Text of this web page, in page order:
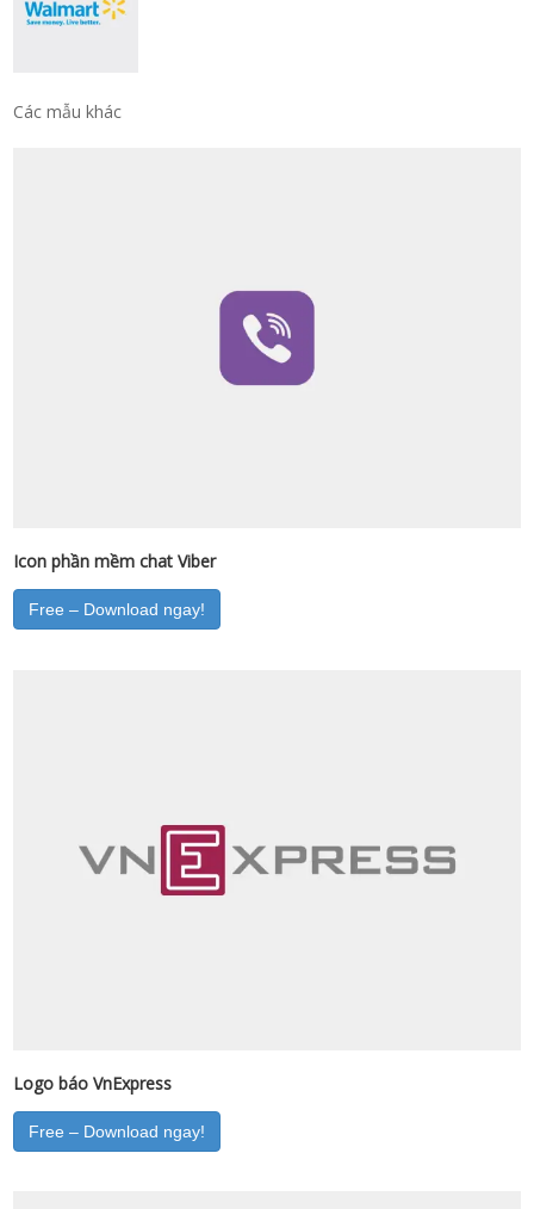
Các mẫu khác
Icon phần mềm chat Viber
Free – Download ngay!
Logo báo VnExpress
Free – Download ngay!